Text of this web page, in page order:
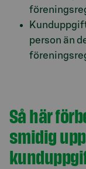
person än
Så här
smidig